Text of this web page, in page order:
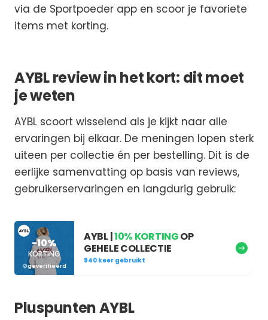
via de Sportpoeder app en scoor je favoriete
items met korting.
AYBL review in het kort: dit moet
je weten
AYBL scoort wisselend als je kijkt naar alle
ervaringen bij elkaar. De meningen lopen sterk
uiteen per collectie én per bestelling. Dit is de
eerlijke samenvatting op basis van reviews,
gebruikerservaringen en langdurig gebruik:
-10%
KORTING
geverifieerd
AYBL |10% KORTINGOP
GEHELE COLLECTIE
940 keer gebruikt
Pluspunten AYBL